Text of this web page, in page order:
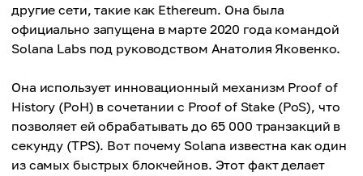
другие сети, такие как Ethereum. Она была
официально запущена в марте 2020 года командой
Solana Labs под руководством Анатолия Яковенко.
Она использует инновационный механизм Proof of
History (PoH) в сочетании с Proof of Stake (PoS), что
позволяет ей обрабатывать до 65 000 транзакций в
секунду (TPS). Вот почему Solana известна как один
из самых быстрых блокчейнов. Этот факт делает